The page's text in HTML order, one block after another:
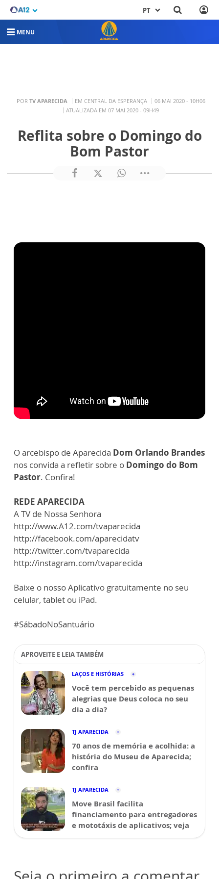
PT
MENU
POR TV APARECIDA EM CENTRAL DA ESPERANÇA
06 MAI 2020 - 10H06
ATUALIZADA EM 07 MAI 2020 - 09H49
Reflita sobre o Domingo do
Bom Pastor
O arcebispo de Aparecida Dom Orlando Brandes
nos convida a refletir sobre o Domingo do Bom
Pastor. Confira!
REDE APARECIDA
A TV de Nossa Senhora
http://www.A12.com/tvaparecida
http://facebook.com/aparecidatv
http://twitter.com/tvaparecida
http://instagram.com/tvaparecida
Baixe o nosso Aplicativo gratuitamente no seu
celular, tablet ou iPad.
#SábadoNoSantuário
APROVEITE E LEIA TAMBÉM
LAÇOS E HISTÓRIAS
Você tem percebido as pequenas
alegrias que Deus coloca no seu
dia a dia?
TJ APARECIDA
70 anos de memória e acolhida: a
história do Museu de Aparecida;
confira
TJ APARECIDA
Move Brasil facilita
financiamento para entregadores
e mototáxis de aplicativos; veja